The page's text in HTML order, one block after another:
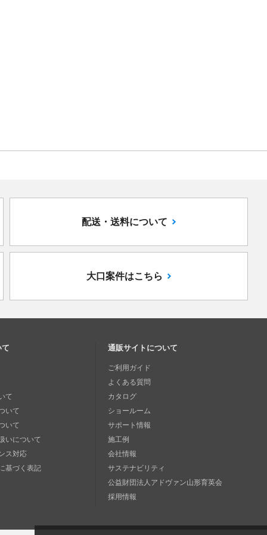
配送・送料について
大口案件はこちら
て
いて
いて
いについて
ス対応
基づく表記
通販サイトについて
ご利用ガイド
よくある質問
カタログ
ショールーム
サポート情報
施工例
会社情報
サステナビリティ
公益財団法人アドヴァン山形育英会
採用情報